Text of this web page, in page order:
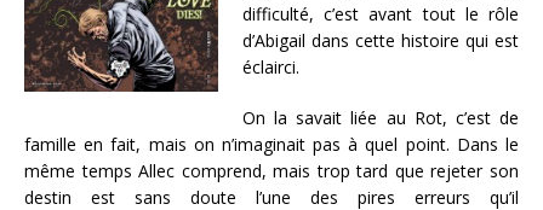
difficulté, c’est avant tout le rôle
d’Abigail dans cette histoire qui est
éclairci.
On la savait liée au Rot, c’est de
famille en fait, mais on n’imaginait pas à quel point. Dans le
même temps Allec comprend, mais trop tard que rejeter son
destin est sans doute l’une des pires erreurs qu’il